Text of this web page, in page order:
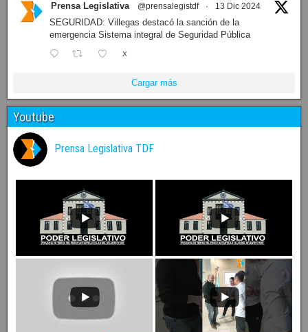
Prensa Legislativa @prensalegistdf · 13 Dic 2024
SEGURIDAD: Villegas destacó la sanción de la
emergencia Sistema integral de Seguridad Pública
X
Cargar más
Youtube
Prensa Legislativa TDF